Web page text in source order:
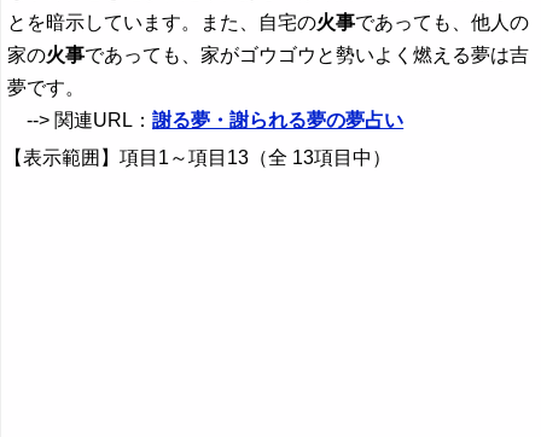
とを暗示しています。また、自宅の火事であっても、他人の
家の火事であっても、家がゴウゴウと勢いよく燃える夢は吉
夢です。
--> 関連URL：謝る夢・謝られる夢の夢占い
【表示範囲】項目1～項目13（全 13項目中）